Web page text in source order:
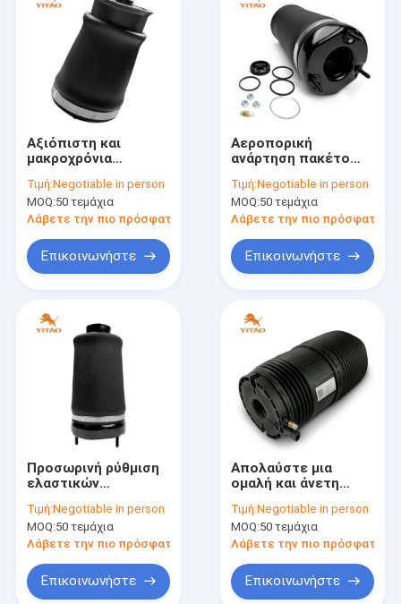
Προϊόντα
Περίπου εμείς
Γύρος εργοστασίων
Ειδήσεις
Περιπτώσεις
Αξιόπιστη και
μακροχρόνια
για άμεση
αντικατάσταση
Τιμή:Negotiable in person
MOQ:50 τεμάχια
Λάβετε την πιο πρόσφατη τιμή
Επικοινωνήστε
Αεροπορική
ανάρτηση πακέτο
* 14 * 14cm Για τις
απαιτήσεις σας
Τιμή:Negotiable in person
MOQ:50 τεμάχια
Λάβετε την πιο πρόσφατη
Επικοινωνήστε
Προσωρινή ρύθμιση
ελαστικών
αεροπορικής
οδήγησης για
Mercedes-Benz
Τιμή:Negotiable in person
MOQ:50 τεμάχια
Λάβετε την πιο πρόσφατη τιμή
Επικοινωνήστε
Απολαύστε μια
ομαλή και άνετη
πίσω ανάρτηση
Τιμή:Negotiable in person
MOQ:50 τεμάχια
Λάβετε την πιο πρόσφατη
Επικοινωνήστε